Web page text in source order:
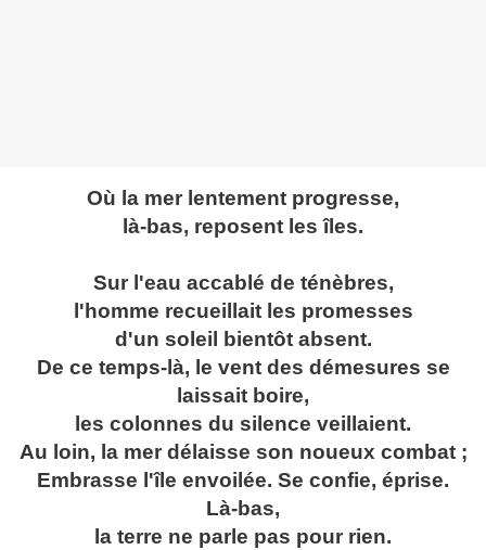
Où la mer lentement progresse,
là-bas, reposent les îles.
Sur l'eau accablé de ténèbres,
l'homme recueillait les promesses
d'un soleil bientôt absent.
De ce temps-là, le vent des démesures se
laissait boire,
les colonnes du silence veillaient.
Au loin, la mer délaisse son noueux combat ;
Embrasse l'île envoilée. Se confie, éprise.
Là-bas,
la terre ne parle pas pour rien.